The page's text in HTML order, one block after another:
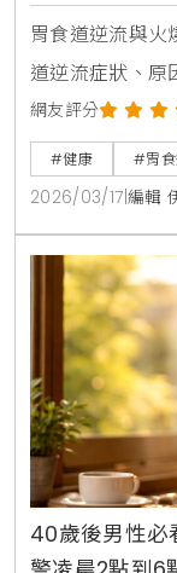
胃食道逆流與火
道逆流症狀、原
生活建議，並介
您改善胸悶與睡
網友評分
#健康 #胃
2026/03/17 編輯
40歲後男性必